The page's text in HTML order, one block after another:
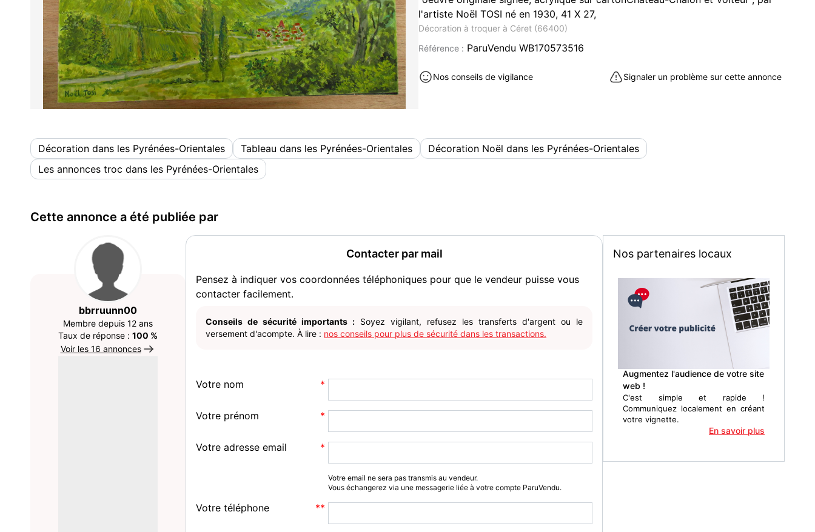
l'artiste Noël TOSI né en 1930, 41 X 27,
Décoration à troquer à Céret (66400)
Référence : ParuVendu WB170573516
Nos conseils de vigilance Signaler un problème sur cette annonce
Décoration dans les Pyrénées-Orientales Tableau dans les Pyrénées-Orientales
Décoration Noël dans les Pyrénées-Orientales
Les annonces troc dans les Pyrénées-Orientales
Cette annonce a été publiée par
bbrruunn00
Membre depuis 12 ans
Taux de réponse : 100 %
Voir les 16 annonces
Contacter par mail
Pensez à indiquer vos coordonnées téléphoniques pour que le vendeur puisse vous
contacter facilement.
Conseils de sécurité importants : Soyez vigilant, refusez les transferts d'argent ou le
versement d'acompte. À lire : nos conseils pour plus de sécurité dans les transactions.
Votre nom
Votre prénom
Votre adresse email
Votre email ne sera pas transmis au vendeur.
Vous échangerez via une messagerie liée à votre compte ParuVendu.
Votre téléphone
Nos partenaires locaux
Augmentez l'audience de votre site
web !
C'est simple et rapide !
Communiquez localement en créant
votre vignette.
En savoir plus